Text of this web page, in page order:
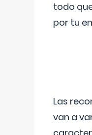
todo
por tu
Las
van a